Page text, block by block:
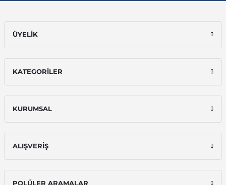
ÜYELİK
KATEGORİLER
KURUMSAL
ALIŞVERİŞ
POLÜLER ARAMALAR